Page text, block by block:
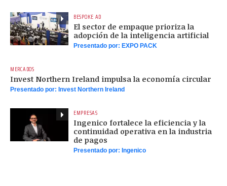
BESPOKE AD
El sector de empaque prioriza la
adopción de la inteligencia artificial
Presentado por: EXPO PACK
MERCADOS
Invest Northern Ireland impulsa la economía circular
Presentado por: Invest Northern Ireland
EMPRESAS
Ingenico fortalece la eficiencia y la
continuidad operativa en la industria
de pagos
Presentado por: Ingenico